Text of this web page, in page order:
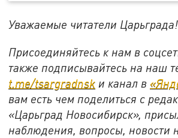
Уважаемые читатели Царьграда!
Присоединяйтесь к нам в
также подписывайтесь на наш
t.me/tsargradnsk и канал в
вам есть чем поделиться с
«Царьград Новосибирск»,
наблюдения, вопросы, новости